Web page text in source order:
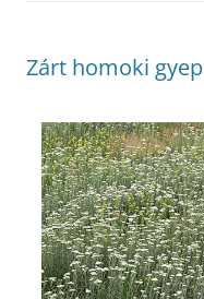
Zárt homoki gyep